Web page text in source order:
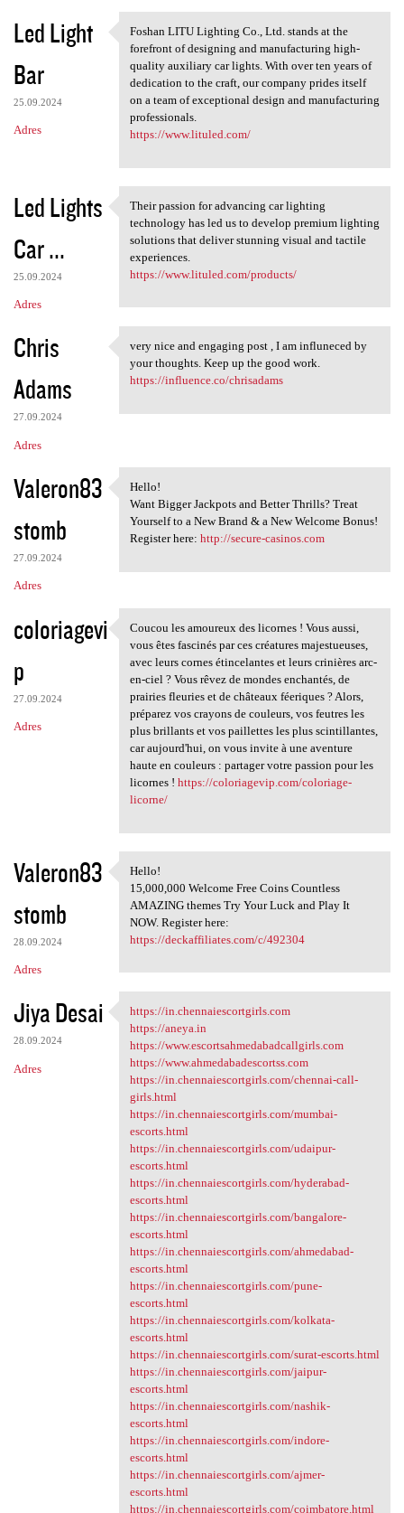
a
r
z
e
Led Light
Bar
25.09.2024
Adres
Foshan LITU Lighting Co., Ltd
Foshan LITU Lighting Co., Ltd. stands at the
forefront of designing and manufacturing high-
quality auxiliary car lights. With over ten years of
dedication to the craft, our company prides itself
on a team of exceptional design and manufacturing
professionals.
https://www.lituled.com/
Led Lights
Car ...
25.09.2024
Adres
Their passion for advancing
Their passion for advancing car lighting
technology has led us to develop premium lighting
solutions that deliver stunning visual and tactile
experiences.
https://www.lituled.com/products/
Chris
Adams
27.09.2024
Adres
very nice and engaging post ,
very nice and engaging post , I am influneced by
your thoughts. Keep up the good work.
https://influence.co/chrisadams
Valeron83
stomb
27.09.2024
Adres
Hello!
Hello!
Want Bigger Jackpots and Better Thrills? Treat
Yourself to a New Brand & a New Welcome Bonus!
Register here: http://secure-casinos.com
coloriagevi
p
27.09.2024
Adres
Coucou les amoureux des
Coucou les amoureux des licornes ! Vous aussi,
vous êtes fascinés par ces créatures majestueuses,
avec leurs cornes étincelantes et leurs crinières arc-
en-ciel ? Vous rêvez de mondes enchantés, de
prairies fleuries et de châteaux féeriques ? Alors,
préparez vos crayons de couleurs, vos feutres les
plus brillants et vos paillettes les plus scintillantes,
car aujourd'hui, on vous invite à une aventure
haute en couleurs : partager votre passion pour les
licornes ! https://coloriagevip.com/coloriage-
licorne/
Valeron83
stomb
28.09.2024
Adres
Hello!
Hello!
15,000,000 Welcome Free Coins Countless
AMAZING themes Try Your Luck and Play It
NOW. Register here:
https://deckaffiliates.com/c/492304
Jiya Desai
28.09.2024
Adres
https://in.chennaiescortgirls
https://in.chennaiescortgirls.com
https://aneya.in
https://www.escortsahmedabadcallgirls.com
https://www.ahmedabadescortss.com
https://in.chennaiescortgirls.com/chennai-call-
girls.html
https://in.chennaiescortgirls.com/mumbai-
escorts.html
https://in.chennaiescortgirls.com/udaipur-
escorts.html
https://in.chennaiescortgirls.com/hyderabad-
escorts.html
https://in.chennaiescortgirls.com/bangalore-
escorts.html
https://in.chennaiescortgirls.com/ahmedabad-
escorts.html
https://in.chennaiescortgirls.com/pune-
escorts.html
https://in.chennaiescortgirls.com/kolkata-
escorts.html
https://in.chennaiescortgirls.com/surat-escorts.html
https://in.chennaiescortgirls.com/jaipur-
escorts.html
https://in.chennaiescortgirls.com/nashik-
escorts.html
https://in.chennaiescortgirls.com/indore-
escorts.html
https://in.chennaiescortgirls.com/ajmer-
escorts.html
https://in.chennaiescortgirls.com/coimbatore.html